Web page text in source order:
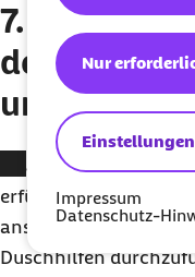
Nur
Impressum
Datenschutz-
7. Ihre
der
und
Qualifiziertes Partner
erfüllen alle
anspruchsvolle
Duschhilfen